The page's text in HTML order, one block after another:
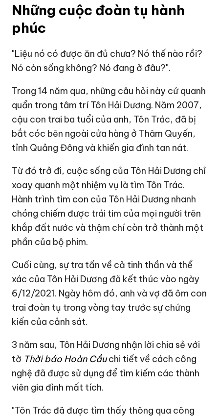
Những cuộc đoàn tụ hành
phúc
"Liệu nó có được ăn đủ chưa? Nó thế nào rồi?
Nó còn sống không? Nó đang ở đâu?".
Trong 14 năm qua, những câu hỏi này cứ quanh
quẩn trong tâm trí Tôn Hải Dương. Năm 2007,
cậu con trai ba tuổi của anh, Tôn Trác, đã bị
bắt cóc bên ngoài cửa hàng ở Thâm Quyến,
tỉnh Quảng Đông và khiến gia đình tan nát.
Từ đó trở đi, cuộc sống của Tôn Hải Dương chỉ
xoay quanh một nhiệm vụ là tìm Tôn Trác.
Hành trình tìm con của Tôn Hải Dương nhanh
chóng chiếm được trái tim của mọi người trên
khắp đất nước và thậm chí còn trở thành một
phần của bộ phim.
Cuối cùng, sự tra tấn về cả tinh thần và thể
xác của Tôn Hải Dương đã kết thúc vào ngày
6/12/2021. Ngày hôm đó, anh và vợ đã ôm con
trai đoàn tụ trong vòng tay trước sự chứng
kiến ​​của cảnh sát.
3 năm sau, Tôn Hải Dương nhận lời chia sẻ với
tờ Thời báo Hoàn Cầuchi tiết về cách công
nghệ đã được sử dụng để tìm kiếm các thành
viên gia đình mất tích.
"Tôn Trác đã được tìm thấy thông qua công